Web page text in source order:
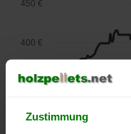
Zustimmung
300 €
350 €
400 €
450 €